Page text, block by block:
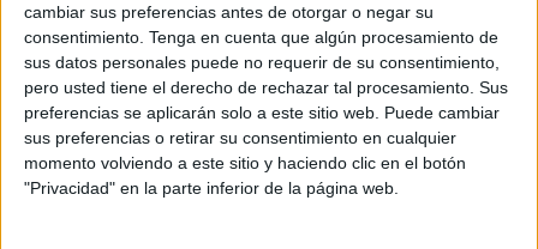
cambiar sus preferencias antes de otorgar o negar su
consentimiento. Tenga en cuenta que algún procesamiento de
sus datos personales puede no requerir de su consentimiento,
pero usted tiene el derecho de rechazar tal procesamiento. Sus
preferencias se aplicarán solo a este sitio web. Puede cambiar
sus preferencias o retirar su consentimiento en cualquier
momento volviendo a este sitio y haciendo clic en el botón
"Privacidad" en la parte inferior de la página web.
Pack de fichas Sílabas trabadas
Publicado el 11 enero, 2022
En esta oportunidad os compartimos este pack de
fichas para trabajar sílabas trabadas con R. Consiste
en varias actividades: Escribir todas las palabras que
puedan con el dígrafo correspondiente